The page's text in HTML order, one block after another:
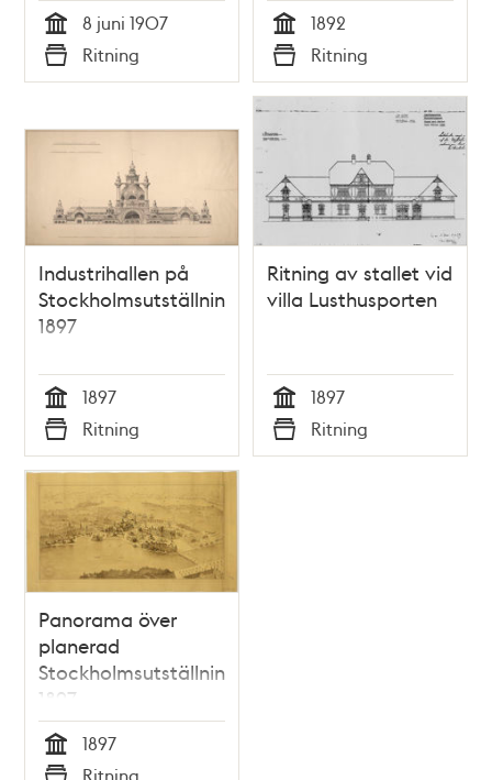
Tid
8 juni 1907
Typ
Ritning Tid
1892
Typ
Ritning
Industrihallen på
Stockholmsutställningen
1897
Tid
1897
Typ
Ritning
Ritning av stallet vid
villa Lusthusporten
Tid
1897
Typ
Ritning
Panorama över
planerad
Stockholmsutställning
1897
Tid
1897
Ritning